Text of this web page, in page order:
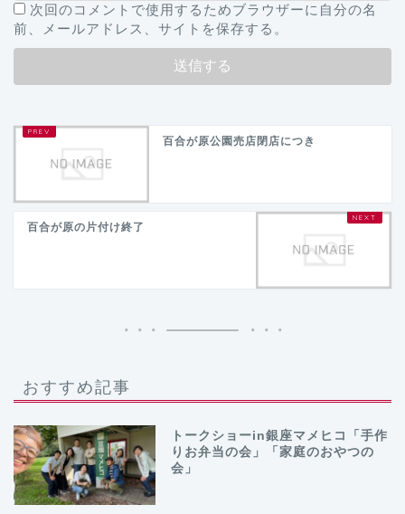
次回のコメントで使用するためブラウザーに自分の名
前、メールアドレス、サイトを保存する。
百合が原公園売店閉店につき
百合が原の片付け終了
おすすめ記事
トークショーin銀座マメヒコ「手作
りお弁当の会」「家庭のおやつの
会」